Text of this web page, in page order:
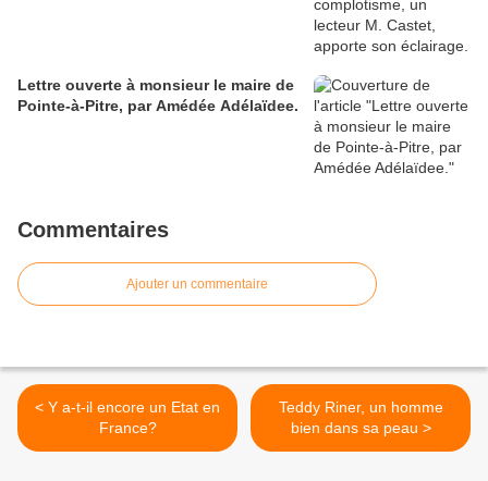
Lettre ouverte à monsieur le maire de
Pointe-à-Pitre, par Amédée Adélaïdee.
Commentaires
Ajouter un commentaire
< Y a-t-il encore un Etat en
France?
Teddy Riner, un homme
bien dans sa peau >